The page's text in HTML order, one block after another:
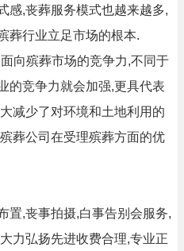
感,丧葬服务模式也越来越多,
葬行业立足市场的根本.
向殡葬市场的竞争力,不同于
的竞争力就会加强,更具代表
减少了对环境和土地利用的
葬公司在受理殡葬方面的优
置,丧事拍摄,白事告别会服务,
力弘扬先进收费合理,专业正